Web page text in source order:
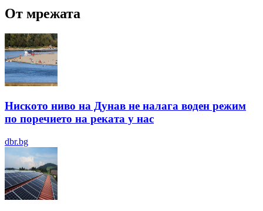
От мрежата
Ниското ниво на Дунав не налага воден режим
по поречието на реката у нас
dbr.bg